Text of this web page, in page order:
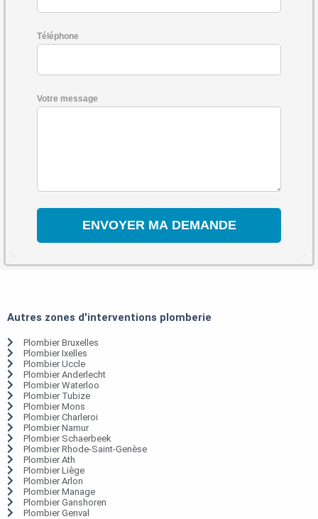
Téléphone
Votre message
Autres zones d'interventions plomberie
Plombier Bruxelles
Plombier Ixelles
Plombier Uccle
Plombier Anderlecht
Plombier Waterloo
Plombier Tubize
Plombier Mons
Plombier Charleroi
Plombier Namur
Plombier Schaerbeek
Plombier Rhode-Saint-Genèse
Plombier Ath
Plombier Liège
Plombier Arlon
Plombier Manage
Plombier Ganshoren
Plombier Genval